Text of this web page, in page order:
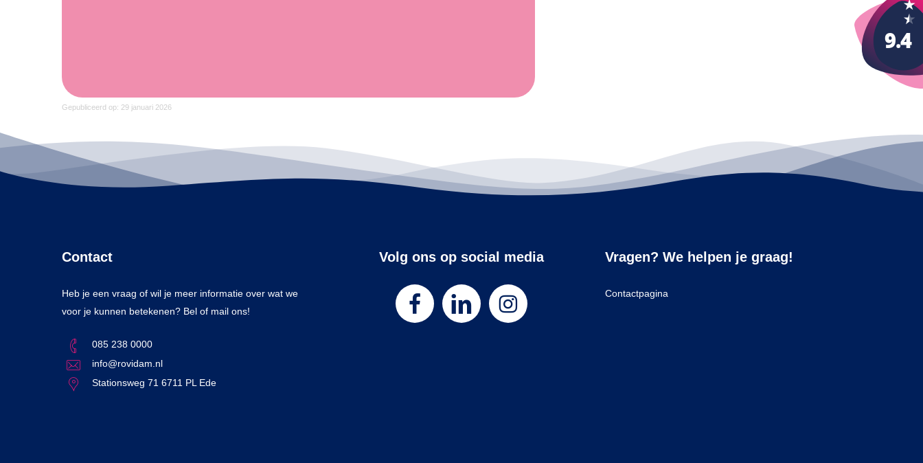
Gepubliceerd op: 29 januari 2026
Contact
Heb je een vraag of wil je meer informatie over wat we
voor je kunnen betekenen? Bel of mail ons!
085 238 0000
info@rovidam.nl
Stationsweg 71 6711 PL Ede
Volg ons op social media Vragen? We helpen je graag!
Contactpagina